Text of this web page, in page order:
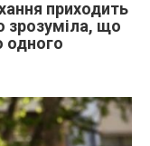
приходить
зрозуміла, що
одного